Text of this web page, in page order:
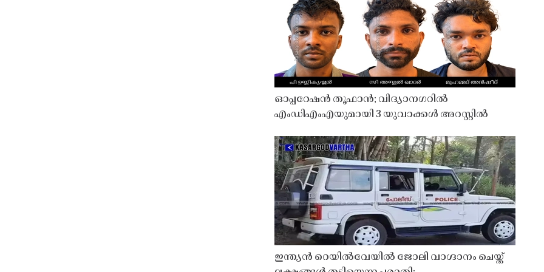
ഓപ്പറേഷൻ തൂഫാൻ; വിദ്യാനഗറിൽ
എംഡിഎംഎയുമായി 3 യുവാക്കൾ അറസ്റ്റിൽ
ഇന്ത്യൻ റെയിൽവേയിൽ ജോലി വാഗ്ദാനം ചെയ്ത്